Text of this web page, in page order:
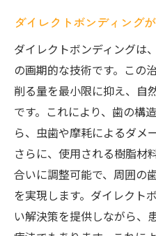
ダイレクトボンディング
ダイレクトボンディングは
の画期的な技術です。この
削る量を最小限に抑え、自
です。これにより、歯の構
ら、虫歯や摩耗によるダメ
さらに、使用される樹脂材
合いに調整可能で、周囲の
を実現します。ダイレクト
い解決策を提供しながら、